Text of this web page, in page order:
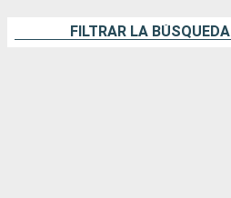
FILTRAR LA BÚSQUEDA